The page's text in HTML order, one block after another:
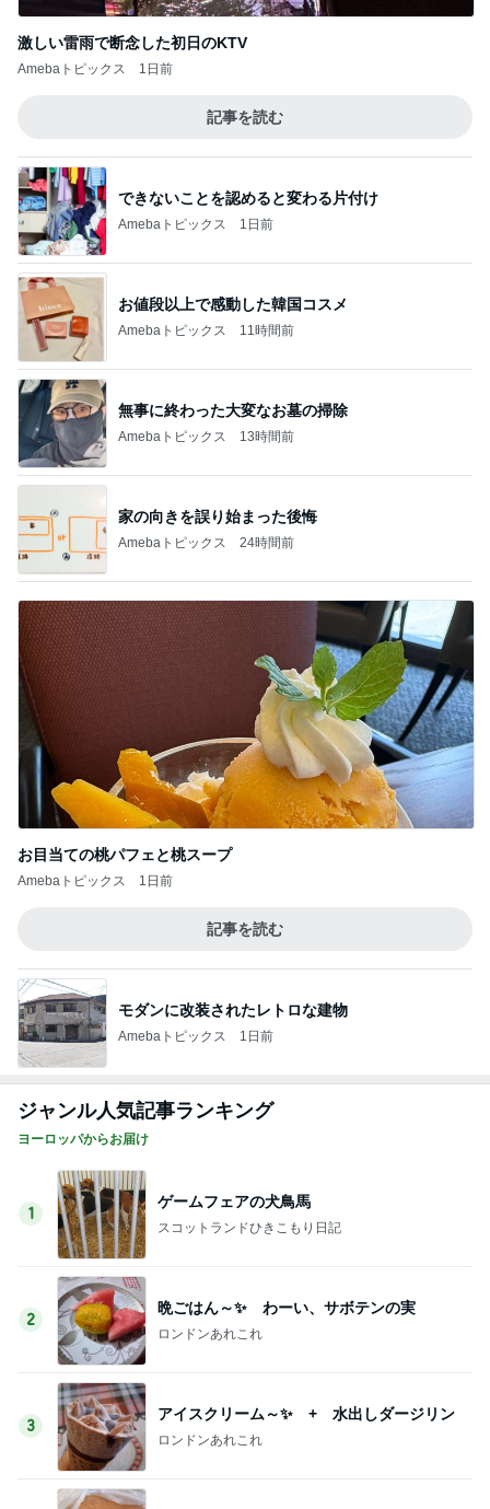
激しい雷雨で断念した初日のKTV
Amebaトピックス 1日前
記事を読む
できないことを認めると変わる片付け
Amebaトピックス 1日前
お値段以上で感動した韓国コスメ
Amebaトピックス 11時間前
無事に終わった大変なお墓の掃除
Amebaトピックス 13時間前
家の向きを誤り始まった後悔
Amebaトピックス 24時間前
お目当ての桃パフェと桃スープ
Amebaトピックス 1日前
記事を読む
モダンに改装されたレトロな建物
Amebaトピックス 1日前
ジャンル人気記事ランキング
ヨーロッパからお届け
1
ゲームフェアの犬鳥馬
スコットランドひきこもり日記
2
晩ごはん～✨ わーい、サボテンの実
ロンドンあれこれ
3
アイスクリーム～✨ + 水出しダージリン
ロンドンあれこれ